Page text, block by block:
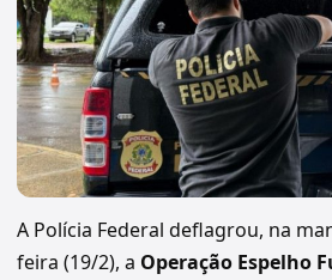
A Polícia Federal deflagrou, na
feira (19/2), a Operação Espelho